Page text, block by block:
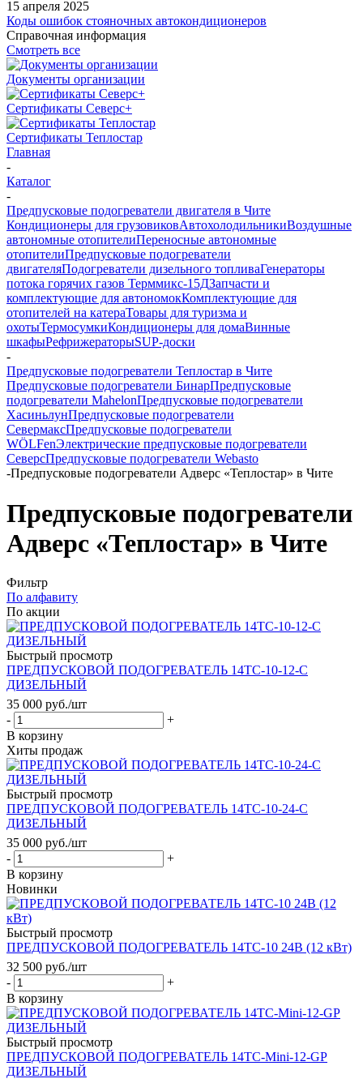
15 апреля 2025
Коды ошибок стояночных автокондиционеров
Справочная информация
Смотреть все
Документы организации
Сертификаты Северс+
Сертификаты Теплостар
Главная
-
Каталог
-
Предпусковые подогреватели двигателя в Чите
Кондиционеры для грузовиковАвтохолодильникиВоздушные
автономные отопителиПереносные автономные
отопителиПредпусковые подогреватели
двигателяПодогреватели дизельного топливаГенераторы
потока горячих газов Терммикс-15ДЗапчасти и
комплектующие для автономокКомплектующие для
отопителей на катераТовары для туризма и
охотыТермосумкиКондиционеры для домаВинные
шкафыРефрижераторыSUP-доски
-
Предпусковые подогреватели Теплостар в Чите
Предпусковые подогреватели БинарПредпусковые
подогреватели MahelonПредпусковые подогреватели
ХасиньлунПредпусковые подогреватели
СевермаксПредпусковые подогреватели
WÖLFenЭлектрические предпусковые подогреватели
СеверсПредпусковые подогреватели Webasto
-Предпусковые подогреватели Адверс «Теплостар» в Чите
Предпусковые подогреватели
Адверс «Теплостар» в Чите
Фильтр
По алфавиту
По акции
Быстрый просмотр
ПРЕДПУСКОВОЙ ПОДОГРЕВАТЕЛЬ 14ТС-10-12-С
ДИЗЕЛЬНЫЙ
35 000 руб./шт
-
+
В корзину
Хиты продаж
Быстрый просмотр
ПРЕДПУСКОВОЙ ПОДОГРЕВАТЕЛЬ 14ТС-10-24-С
ДИЗЕЛЬНЫЙ
35 000 руб./шт
-
+
В корзину
Новинки
Быстрый просмотр
ПРЕДПУСКОВОЙ ПОДОГРЕВАТЕЛЬ 14ТС-10 24В (12 кВт)
32 500 руб./шт
-
+
В корзину
Быстрый просмотр
ПРЕДПУСКОВОЙ ПОДОГРЕВАТЕЛЬ 14ТС-Mini-12-GP
ДИЗЕЛЬНЫЙ